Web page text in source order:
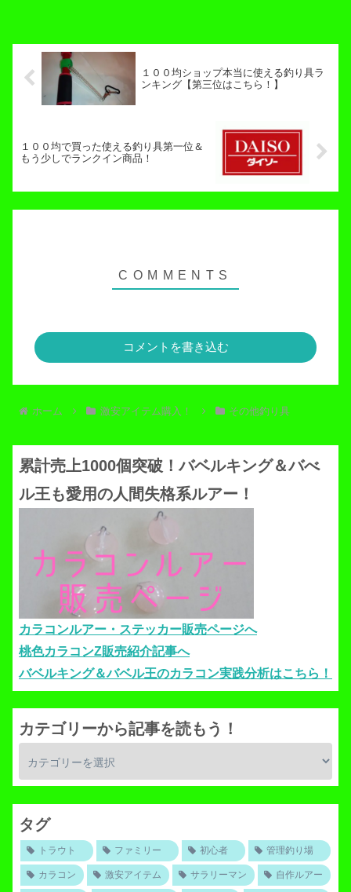
１００均ショップ本当に使える釣り具ラ
ンキング【第三位はこちら！】
１００均で買った使える釣り具第一位＆
もう少しでランクイン商品！
コメントを書き込む
ホーム 激安アイテム購入！ その他釣り具
累計売上1000個突破！バベルキング＆バべ
ル王も愛用の人間失格系ルアー！
カラコンルアー・ステッカー販売ページへ
桃色カラコンZ販売紹介記事へ
バベルキング＆バベル王のカラコン実践分析はこちら！
カテゴリーから記事を読もう！
タグ
トラウト ファミリー 初心者 管理釣り場
カラコン 激安アイテム サラリーマン 自作ルアー